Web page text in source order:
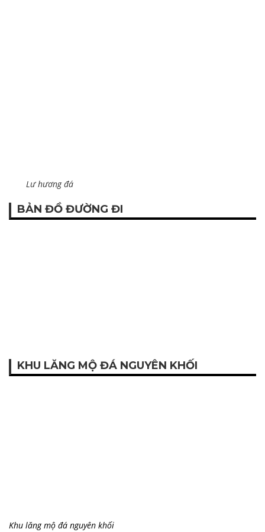
Lư hương đá
BẢN ĐỒ ĐƯỜNG ĐI
KHU LĂNG MỘ ĐÁ NGUYÊN KHỐI
Khu lăng mộ đá nguyên khối